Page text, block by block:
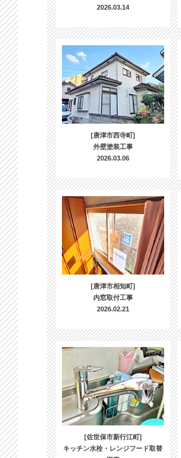
2026.03.14
[唐津市西寺町]
外壁塗装工事
2026.03.06
[唐津市相知町]
内窓取付工事
2026.02.21
[佐世保市新行江町]
キッチン水栓・レンジフード取替